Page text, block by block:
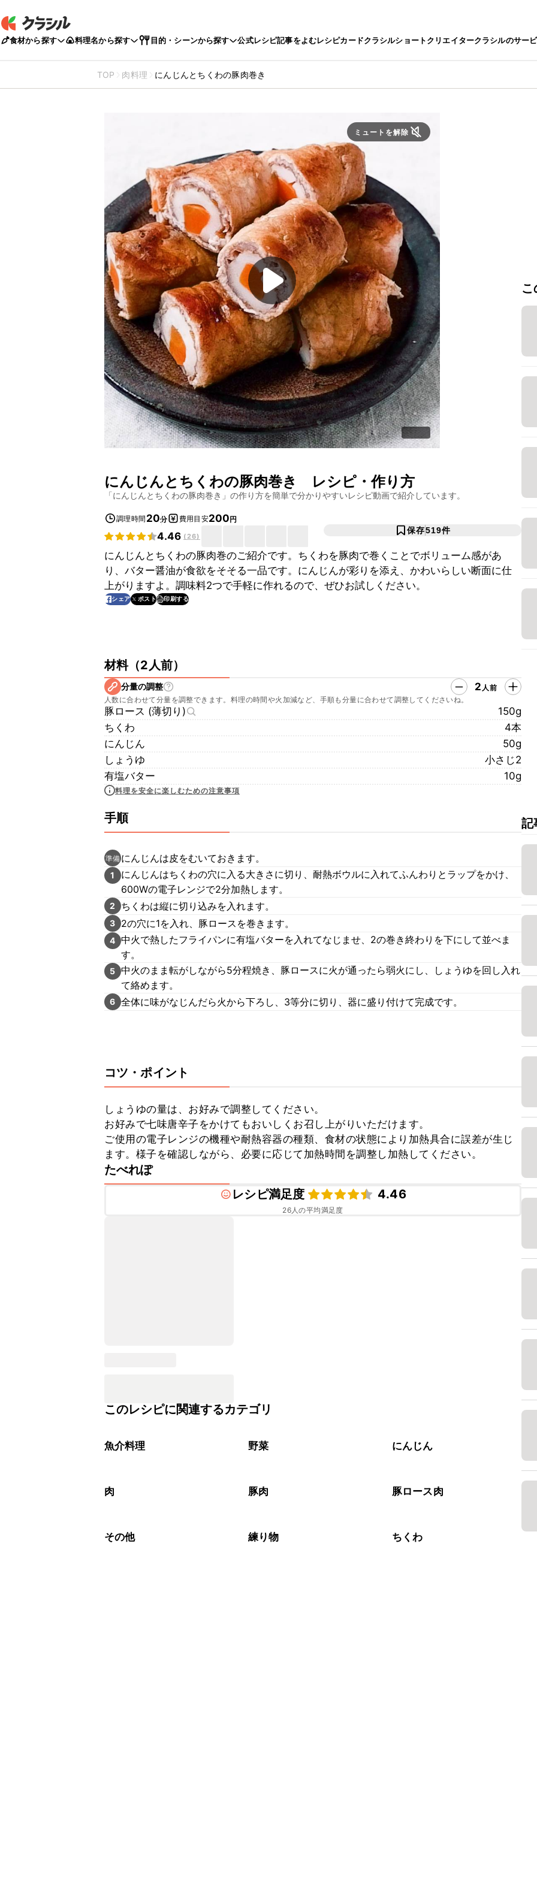
食材から探す 料理名から探す 目的・シーンから探す 公式レシピ記事をよむレシピカードクラシルショートクリエイタークラシルのサー
TOP 肉料理 にんじんとちくわの豚肉巻き
ミュートを解除
にんじんとちくわの豚肉巻き レシピ・作り方
「にんじんとちくわの豚肉巻き 」の作り方を簡単で分かりやすいレシピ動画で紹介しています。
調理時間 20分 費用目安200円
4.46 (26)
保存519件
にんじんとちくわの豚肉巻のご紹介です。ちくわを豚肉で巻くことでボリューム感があ
り、バター醤油が食欲をそそる一品です。にんじんが彩りを添え、かわいらしい断面に仕
上がりますよ。調味料2つで手軽に作れるので、ぜひお試しください。
シェア ポスト 印刷する
材料（2人前）
分量の調整 2 人前
人数に合わせて分量を調整できます。料理の時間や火加減など、手順も分量に合わせて調整してくださいね。
豚ロース (薄切り)
150g
ちくわ
4本
にんじん
50g
しょうゆ
小さじ2
有塩バター
10g
料理を安全に楽しむための注意事項
手順
準備 にんじんは皮をむいておきます。
1
にんじんはちくわの穴に入る大きさに切り、耐熱ボウルに入れてふんわりとラップをかけ、
600Wの電子レンジで2分加熱します。
2 ちくわは縦に切り込みを入れます。
3 2の穴に1を入れ、豚ロースを巻きます。
4 中火で熱したフライパンに有塩バターを入れてなじませ、2の巻き終わりを下にして並べま
す。
5 中火のまま転がしながら5分程焼き、豚ロースに火が通ったら弱火にし、しょうゆを回し入れ
て絡めます。
6 全体に味がなじんだら火から下ろし、3等分に切り、器に盛り付けて完成です。
コツ・ポイント
しょうゆの量は、お好みで調整してください。
お好みで七味唐辛子をかけてもおいしくお召し上がりいただけます。
ご使用の電子レンジの機種や耐熱容器の種類、食材の状態により加熱具合に誤差が生じ
ます。様子を確認しながら、必要に応じて加熱時間を調整し加熱してください。
たべれぽ
レシピ満足度
4.46
26人の平均満足度
このレシピに関連するカテゴリ
魚介料理 野菜 にんじん
肉 豚肉 豚ロース肉
その他 練り物 ちくわ
記